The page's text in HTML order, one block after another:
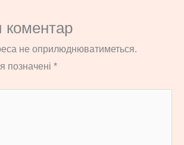
не оприлюднюватиметься.
позначені *